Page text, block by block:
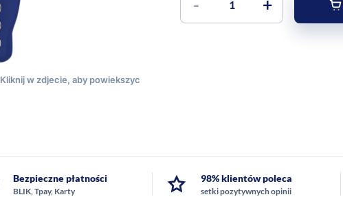
- +
Bezpieczne płatności
BLIK, Tpay, Karty
98% klientów poleca
setki pozytywnych opinii